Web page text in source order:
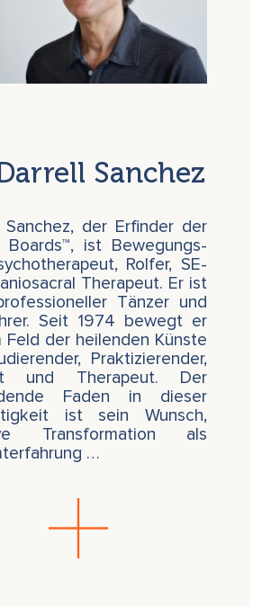
Sanchez
Sanchez, der Erfinder der
Boards™, ist Bewegungs-
Rolfer, SE-
Therapeut. Er ist
Tänzer und
Seit 1974 bewegt er
Feld der heilenden Künste
Praktizierender,
und Therapeut. Der
Faden in dieser
ist sein Wunsch,
Transformation als
…